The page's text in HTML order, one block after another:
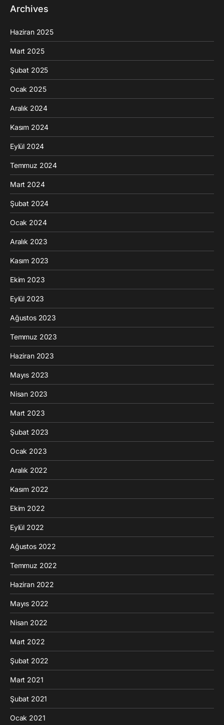
Archives
Haziran 2025
Mart 2025
Şubat 2025
Ocak 2025
Aralık 2024
Kasım 2024
Eylül 2024
Temmuz 2024
Mart 2024
Şubat 2024
Ocak 2024
Aralık 2023
Kasım 2023
Ekim 2023
Eylül 2023
Ağustos 2023
Temmuz 2023
Haziran 2023
Mayıs 2023
Nisan 2023
Mart 2023
Şubat 2023
Ocak 2023
Aralık 2022
Kasım 2022
Ekim 2022
Eylül 2022
Ağustos 2022
Temmuz 2022
Haziran 2022
Mayıs 2022
Nisan 2022
Mart 2022
Şubat 2022
Mart 2021
Şubat 2021
Ocak 2021